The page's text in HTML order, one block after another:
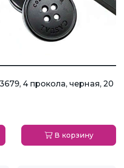
4 прокола, черная, 20
В корзину